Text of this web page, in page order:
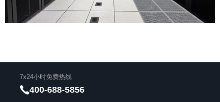
7x24小时免费热线
400-688-5856